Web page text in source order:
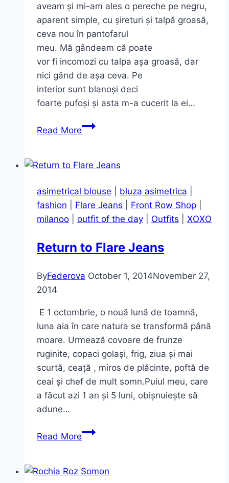
aveam și mi-am ales o pereche pe negru,
aparent simple, cu șireturi și talpă groasă,
ceva nou în pantofarul
meu. Mă gândeam că poate
vor fi incomozi cu talpa așa groasă, dar
nici gând de așa ceva. Pe
interior sunt blanoși deci
foarte pufoși și asta m-a cucerit la ei…
Read MoreGhete
pufos
cei
mai
fashion
~
asimetrical blouse bluza asimetrica
fashion
Flare Jeans Front Row Shop
milanoo
outfit of the day Outfits XOXO
Return to Flare Jeans
ByFederova October 1, 2014November 27,
2014
E 1 octombrie, o nouă lună de toamnă,
luna aia în care natura se transformă până
moare. Urmează covoare de frunze
ruginite, copaci golași, frig, ziua și mai
scurtă, ceață , miros de plăcinte, poftă de
ceai și chef de mult somn.Puiul meu, care
a făcut azi 1 an și 5 luni, obișnuiește să
adune…
Read MoreReturn
Jeans